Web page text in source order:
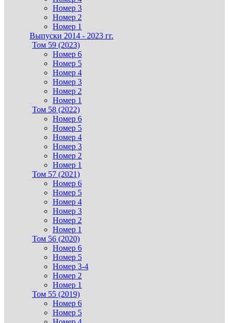
Номер 3
Номер 2
Номер 1
Выпуски 2014 - 2023 гг.
Том 59 (2023)
Номер 6
Номер 5
Номер 4
Номер 3
Номер 2
Номер 1
Том 58 (2022)
Номер 6
Номер 5
Номер 4
Номер 3
Номер 2
Номер 1
Том 57 (2021)
Номер 6
Номер 5
Номер 4
Номер 3
Номер 2
Номер 1
Том 56 (2020)
Номер 6
Номер 5
Номер 3-4
Номер 2
Номер 1
Том 55 (2019)
Номер 6
Номер 5